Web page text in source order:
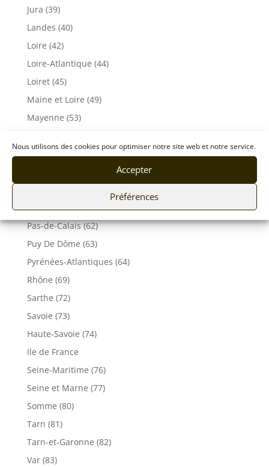
Nous utilisons des cookies pour optimiser notre site web et notre service.
Accepter
Préférences
Jura (39)
Landes (40)
Loire (42)
Loire-Atlantique (44)
Loiret (45)
Maine et Loire (49)
Mayenne (53)
Orne (61)
Pas-de-Calais (62)
Puy De Dôme (63)
Pyrénées-Atlantiques (64)
Rhône (69)
Sarthe (72)
Savoie (73)
Haute-Savoie (74)
Ile de France
Seine-Maritime (76)
Seine et Marne (77)
Somme (80)
Tarn (81)
Tarn-et-Garonne (82)
Var (83)